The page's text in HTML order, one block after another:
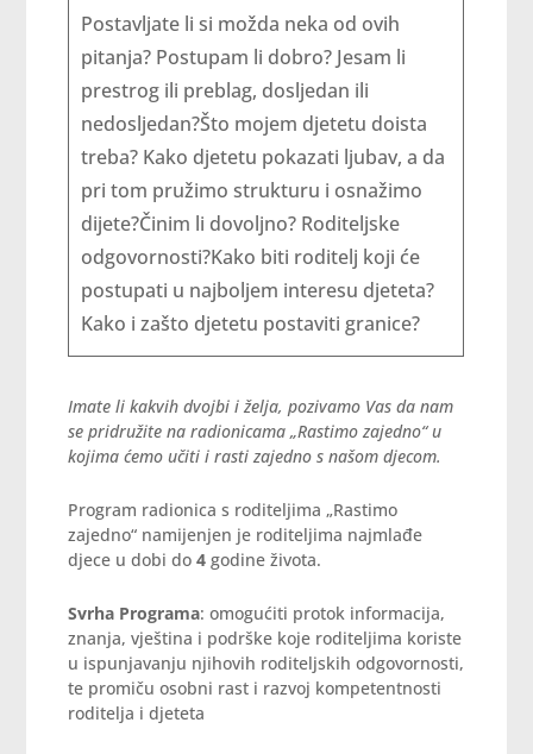
Postavljate li si možda neka od ovih
pitanja? Postupam li dobro? Jesam li
prestrog ili preblag, dosljedan ili
nedosljedan?Što mojem djetetu doista
treba? Kako djetetu pokazati ljubav, a da
pri tom pružimo strukturu i osnažimo
dijete?Činim li dovoljno? Roditeljske
odgovornosti?Kako biti roditelj koji će
postupati u najboljem interesu djeteta?
Kako i zašto djetetu postaviti granice?
Imate li kakvih dvojbi i želja, pozivamo Vas da nam
se pridružite na radionicama „Rastimo zajedno“ u
kojima ćemo učiti i rasti zajedno s našom djecom.
Program radionica s roditeljima „Rastimo
zajedno“ namijenjen je roditeljima najmlađe
djece u dobi do4 godine života.
Svrha Programa: omogućiti protok informacija,
znanja, vještina i podrške koje roditeljima koriste
u ispunjavanju njihovih roditeljskih odgovornosti,
te promiču osobni rast i razvoj kompetentnosti
roditelja i djeteta